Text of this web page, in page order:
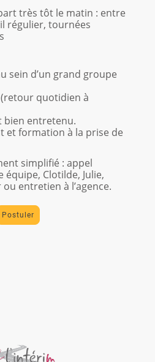
très tôt le matin : entre
régulier, tournées
sein d’un grand groupe
quotidien à
bien entretenu.
et formation à la prise de
simplifié : appel
Clotilde, Julie,
entretien à l’agence.
Postuler